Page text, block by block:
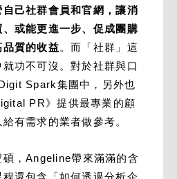
己社群會員和官網，讓消
或能更進一步、促成團購
質的收益。而「社群」這
功不可沒。對於社群與口
Spark集團中，另外也
PR》提供最專業的顧
有需求的業者做參考。
，Angeline帶來滿滿的含
還包含「如何透過分析企